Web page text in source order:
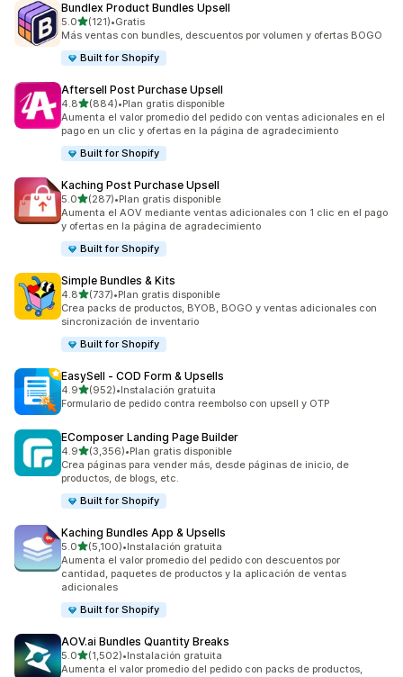
Bundlex Product Bundles Upsell
5.0de 5 estrellas
(121)
121 reseñas en total
•Gratis
Más ventas con bundles, descuentos por volumen y ofertas BOGO
Built for Shopify
Aftersell Post Purchase Upsell
4.8de 5 estrellas
(884)
884 reseñas en total
•Plan gratis disponible
Aumenta el valor promedio del pedido con ventas adicionales en el
pago en un clic y ofertas en la página de agradecimiento
Built for Shopify
Kaching Post Purchase Upsell
5.0de 5 estrellas
(287)
287 reseñas en total
•Plan gratis disponible
Aumenta el AOV mediante ventas adicionales con 1 clic en el pago
y ofertas en la página de agradecimiento
Built for Shopify
Simple Bundles & Kits
4.8de 5 estrellas
(737)
737 reseñas en total
•Plan gratis disponible
Crea packs de productos, BYOB, BOGO y ventas adicionales con
sincronización de inventario
Built for Shopify
EasySell ‑ COD Form & Upsells
4.9de 5 estrellas
(952)
952 reseñas en total
•Instalación gratuita
Formulario de pedido contra reembolso con upsell y OTP
EComposer Landing Page Builder
4.9de 5 estrellas
(3,356)
3356 reseñas en total
•Plan gratis disponible
Crea páginas para vender más, desde páginas de inicio, de
productos, de blogs, etc.
Built for Shopify
Kaching Bundles App & Upsells
5.0de 5 estrellas
(5,100)
5100 reseñas en total
•Instalación gratuita
Aumenta el valor promedio del pedido con descuentos por
cantidad, paquetes de productos y la aplicación de ventas
adicionales
Built for Shopify
AOV.ai Bundles Quantity Breaks
5.0de 5 estrellas
(1,502)
1502 reseñas en total
•Instalación gratuita
Aumenta el valor promedio del pedido con packs de productos,